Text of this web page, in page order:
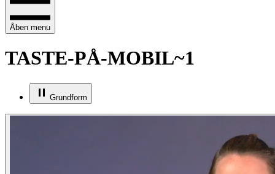
Åben menu
TASTE-PÅ-MOBIL~1
Grundform